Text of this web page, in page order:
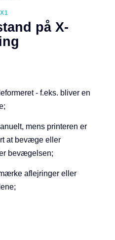
på X-
- f.eks. bliver en
mens printeren er
at bevæge eller
bevægelsen;
aflejringer eller